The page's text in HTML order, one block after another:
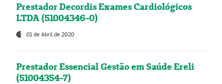
Prestador Decordis Exames Cardiológicos
LTDA (51004346-0)
01 de Abril de 2020
Prestador Essencial Gestão em Saúde Ereli
(51004354-7)